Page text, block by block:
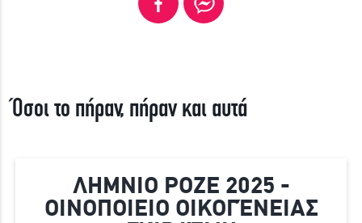
Όσοι το πήραν, πήραν και αυτά
ΛΗΜΝΙΟ ΡΟΖΕ 2025 -
ΟΙΝΟΠΟΙΕΙΟ ΟΙΚΟΓΈΝΕΙΑΣ